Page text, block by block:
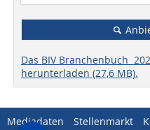
Das BIV Branchenbuch
herunterladen (27,6 MB).
Mediadaten Stellenmarkt